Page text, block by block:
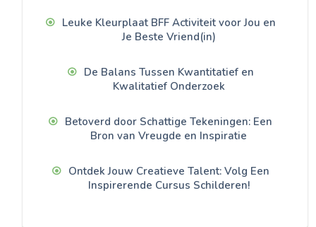
Leuke Kleurplaat BFF Activiteit voor Jou en
Je Beste Vriend(in)
De Balans Tussen Kwantitatief en
Kwalitatief Onderzoek
Betoverd door Schattige Tekeningen: Een
Bron van Vreugde en Inspiratie
Ontdek Jouw Creatieve Talent: Volg Een
Inspirerende Cursus Schilderen!